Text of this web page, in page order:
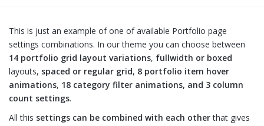
This is just an example of one of available Portfolio page
settings combinations. In our theme you can choose between
14 portfolio grid layout variations, fullwidth or boxed
layouts, spaced or regular grid, 8 portfolio item hover
animations, 18 category filter animations, and 3 column
count settings.
All this settings can be combined with each otherthat gives